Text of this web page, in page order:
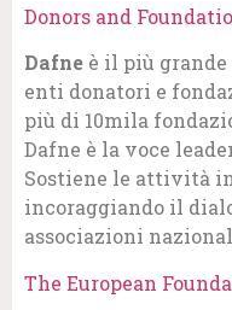
Donors and
Dafne è il più
enti donatori e
più di 10mila
Dafne è la voce
Sostiene le attività
incoraggiando il
associazioni
The European